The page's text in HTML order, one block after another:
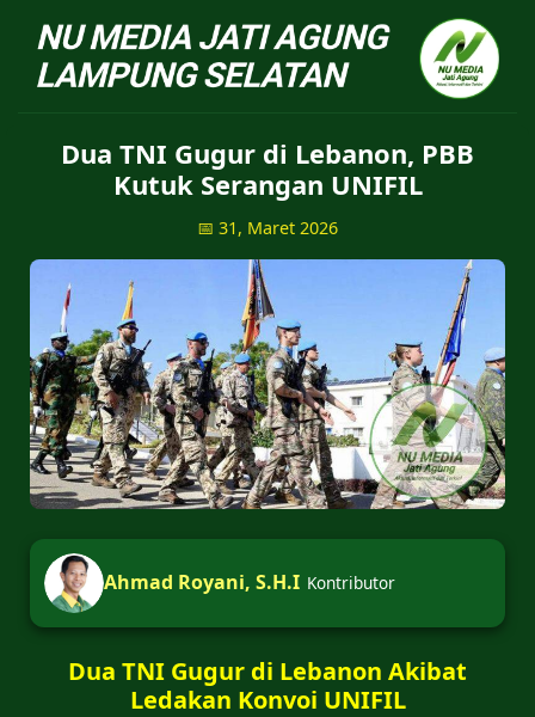
NU Jatiagung - Situs
Dua TNI Gugur di Lebanon, PBB
Kutuk Serangan UNIFIL
📅 31, Maret 2026
Ahmad Royani, S.H.I Kontributor
Dua TNI Gugur di Lebanon Akibat
Ledakan Konvoi UNIFIL